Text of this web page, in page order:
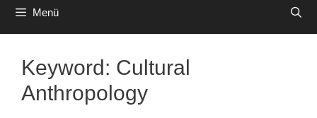
Menü
Keyword: Cultural
Anthropology